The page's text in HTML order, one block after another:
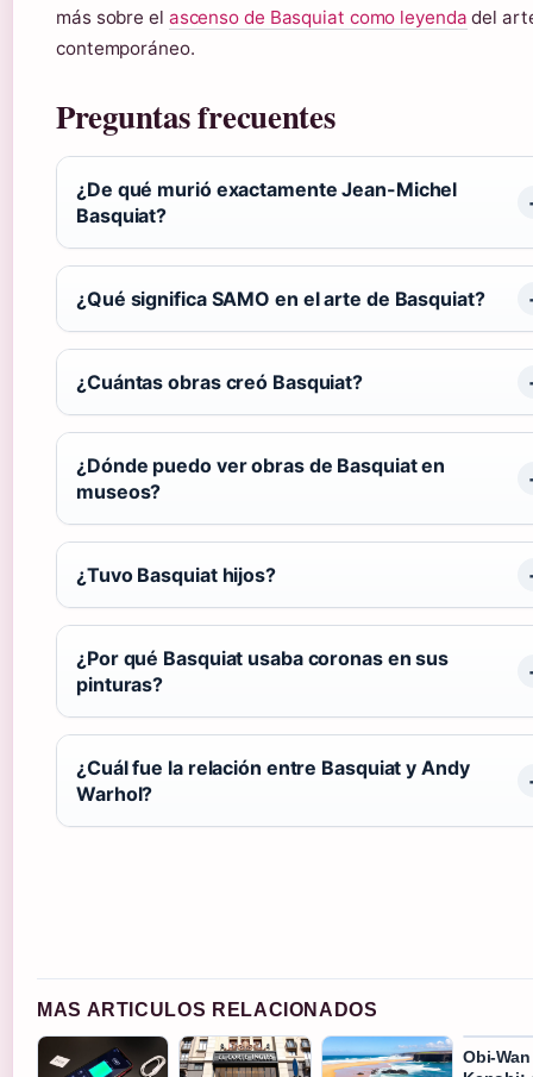
más sobre el ascenso de Basquiat como leyenda del
contemporáneo.
Preguntas frecuentes
¿De qué murió exactamente Jean-Michel
Basquiat?
¿Qué significa SAMO en el arte de Basquiat?
¿Cuántas obras creó Basquiat?
¿Dónde puedo ver obras de Basquiat en
museos?
¿Tuvo Basquiat hijos?
¿Por qué Basquiat usaba coronas en sus
pinturas?
¿Cuál fue la relación entre Basquiat y Andy
Warhol?
MAS ARTICULOS RELACIONADOS
Obi-Wan